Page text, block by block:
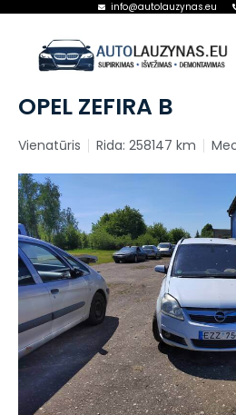
info@autolauzynas.eu
OPEL ZEFIRA B
Vienatūris Rida: 258147 km